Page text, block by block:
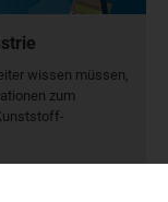
wissen müssen,
zum